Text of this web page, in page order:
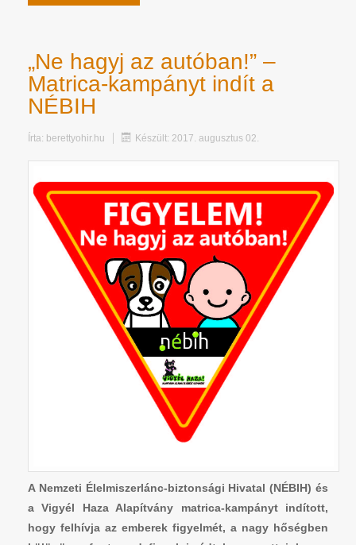
„Ne hagyj az autóban!” –
Matrica-kampányt indít a
NÉBIH
Írta: berettyohir.hu Készült: 2017. augusztus 02.
A Nemzeti Élelmiszerlánc-biztonsági Hivatal (NÉBIH) és
a Vigyél Haza Alapítvány matrica-kampányt indított,
hogy felhívja az emberek figyelmét, a nagy hőségben